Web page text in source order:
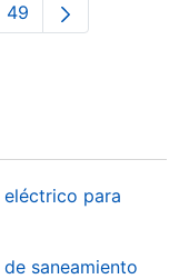
intermedias Use
Página
49
para
saneamiento